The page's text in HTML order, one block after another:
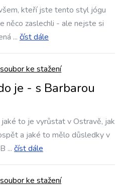
kteří jste tento styl jógu
něco zaslechli - ale nejste si
... číst dále
soubor ke stažení
je - s Barbarou
to je vyrůstat v Ostravě, jak
a jaké to mělo důsledky v
... číst dále
soubor ke stažení